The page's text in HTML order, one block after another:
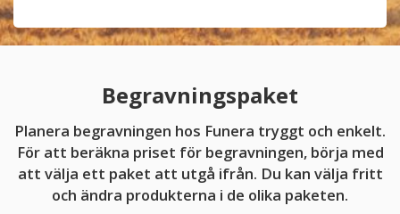
0243-102 26
Fredag
09:00 - 17:00
11:00 - 15:00
kundtjanst@funera.se
Begravningspaket
Planera begravningen hos Funera tryggt och enkelt.
För att beräkna priset för begravningen, börja med
att välja ett paket att utgå ifrån. Du kan välja fritt
och ändra produkterna i de olika paketen.